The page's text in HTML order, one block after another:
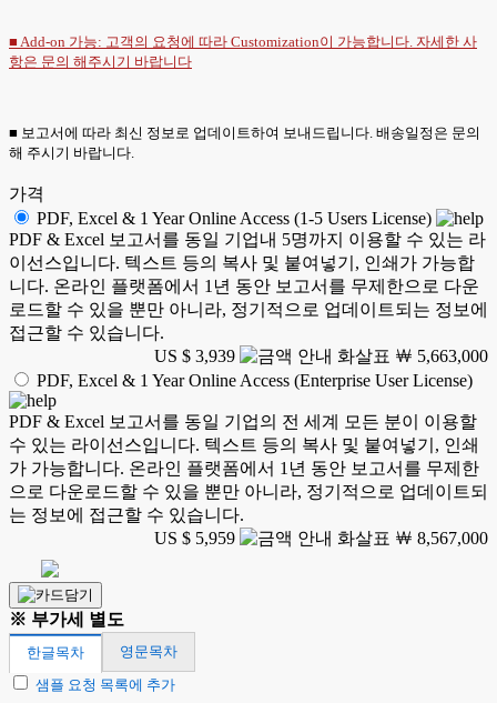
■ Add-on 가능: 고객의 요청에 따라 Customization이 가능합니다. 자세한 사
항은 문의 해주시기 바랍니다
■ 보고서에 따라 최신 정보로 업데이트하여 보내드립니다. 배송일정은 문의
해 주시기 바랍니다.
가격
PDF, Excel & 1 Year Online Access (1-5 Users License)
PDF & Excel 보고서를 동일 기업내 5명까지 이용할 수 있는 라
이선스입니다. 텍스트 등의 복사 및 붙여넣기, 인쇄가 가능합
니다. 온라인 플랫폼에서 1년 동안 보고서를 무제한으로 다운
로드할 수 있을 뿐만 아니라, 정기적으로 업데이트되는 정보에
접근할 수 있습니다.
US $ 3,939
￦ 5,663,000
PDF, Excel & 1 Year Online Access (Enterprise User License)
PDF & Excel 보고서를 동일 기업의 전 세계 모든 분이 이용할
수 있는 라이선스입니다. 텍스트 등의 복사 및 붙여넣기, 인쇄
가 가능합니다. 온라인 플랫폼에서 1년 동안 보고서를 무제한
으로 다운로드할 수 있을 뿐만 아니라, 정기적으로 업데이트되
는 정보에 접근할 수 있습니다.
US $ 5,959
￦ 8,567,000
※ 부가세 별도
한글목차
영문목차
샘플 요청 목록에 추가